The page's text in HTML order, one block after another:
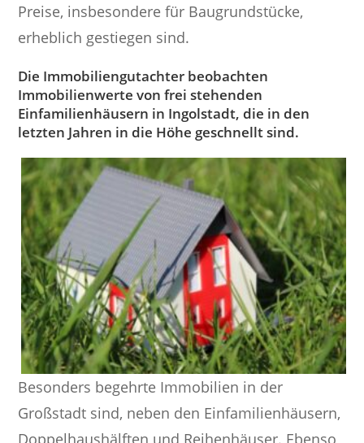
Preise, insbesondere für Baugrundstücke,
erheblich gestiegen sind.
Die Immobiliengutachter beobachten
Immobilienwerte von frei stehenden
Einfamilienhäusern in Ingolstadt, die in den
letzten Jahren in die Höhe geschnellt sind.
Besonders begehrte Immobilien in der
Großstadt sind, neben den Einfamilienhäusern,